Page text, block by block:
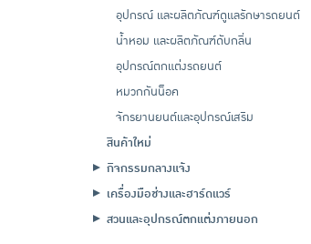
อุปกรณ์ และผลิตภัณฑ์ดูแลรักษารถยนต์
น้ำหอม และผลิตภัณฑ์ดับกลิ่น
อุปกรณ์ตกแต่งรถยนต์
หมวกกันน็อค
จักรยานยนต์และอุปกรณ์เสริม
สินค้าใหม่
กิจกรรมกลางแจ้ง
เครื่องมือช่างและฮาร์ดแวร์
สวนและอุปกรณ์ตกแต่งภายนอก